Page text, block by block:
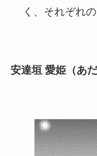
く、それぞれ
安達垣 愛姫（あ